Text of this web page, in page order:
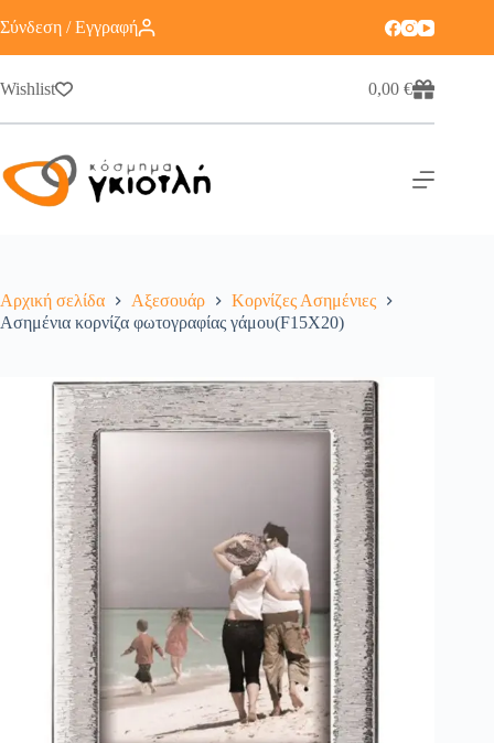
Σύνδεση / Εγγραφή
Wishlist 0,00€
Αρχική σελίδα Αξεσουάρ
Κορνίζες Ασημένιες
Ασημένια κορνίζα φωτογραφίας γάμου(F15X20)